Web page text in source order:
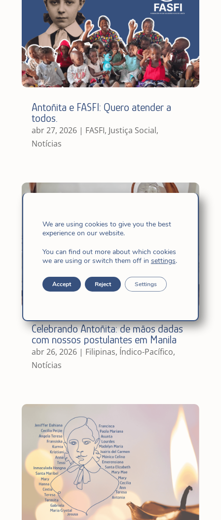
Antoñita e FASFI: Quero atender a
todos.
abr 27, 2026| FASFI, Justiça Social,
Notícias
Celebrando Antoñita: de mãos dadas
com nossos postulantes em Manila
abr 26, 2026| Filipinas, Índico-Pacífico,
Notícias
We are using cookies to give you the best
experience on our website.
You can find out more about which cookies
we are using or switch them off in settings.
Accept Reject Settings